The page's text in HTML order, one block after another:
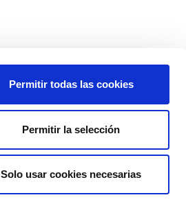
Permitir todas las cookies
Permitir la selección
Solo usar cookies necesarias